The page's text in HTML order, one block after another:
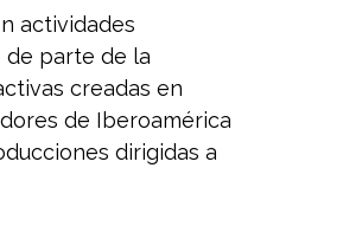
actividades
de parte de la
creadas en
de Iberoamérica
dirigidas a